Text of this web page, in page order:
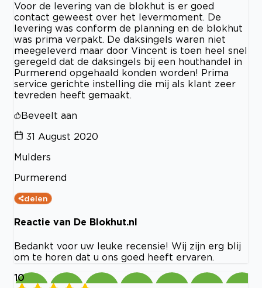
Voor de levering van de blokhut is er goed
contact geweest over het levermoment. De
levering was conform de planning en de blokhut
was prima verpakt. De daksingels waren niet
meegeleverd maar door Vincent is toen heel snel
geregeld dat de daksingels bij een houthandel in
Purmerend opgehaald konden worden! Prima
service gerichte instelling die mij als klant zeer
tevreden heeft gemaakt.
Beveelt aan
31 August 2020
Mulders
Purmerend
delen
Reactie van De Blokhut.nl
Bedankt voor uw leuke recensie! Wij zijn erg blij
om te horen dat u ons goed heeft ervaren.
10